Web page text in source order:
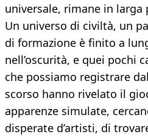
universale, rimane in larga
Un universo di civiltà, un
di formazione è finito a
nell’oscurità, e quei pochi
che possiamo registrare
scorso hanno rivelato il
apparenze simulate,
disperate d’artisti, di